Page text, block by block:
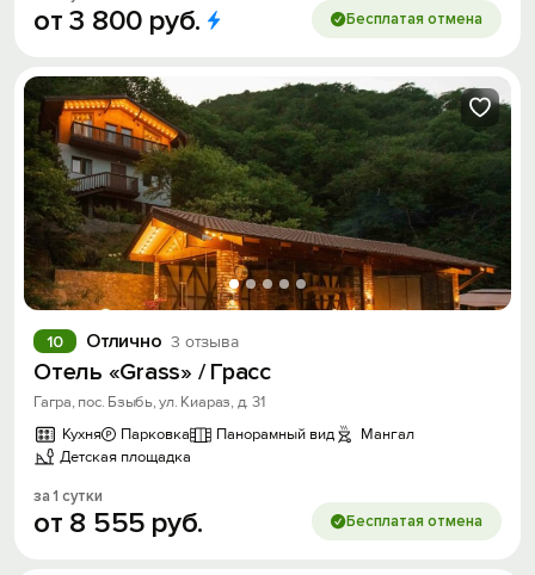
от3 800 руб. Бесплатая отмена
Отлично 3 отзыва
10
Отель «Grass» / Грасс
Гагра, пос. Бзыбь, ул. Киараз, д. 31
Кухня
Парковка Панорамный вид
Мангал
Детская площадка
за 1 сутки
от 8 555 руб. Бесплатая отмена